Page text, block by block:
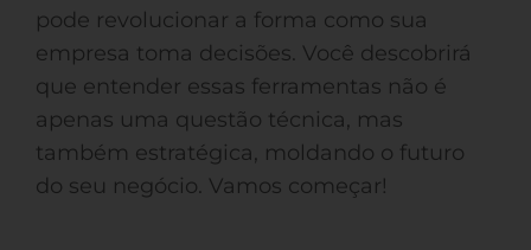
pode revolucionar a forma como sua
empresa toma decisões. Você descobrirá
que entender essas ferramentas não é
apenas uma questão técnica, mas
também estratégica, moldando o futuro
do seu negócio. Vamos começar!